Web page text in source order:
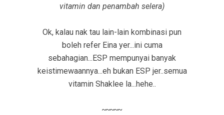
vitamin dan penambah selera)
Ok, kalau nak tau lain-lain kombinasi pun
boleh refer Eina yer...ini cuma
sebahagian...ESP mempunyai banyak
keistimewaannya...eh bukan ESP jer..semua
vitamin Shaklee la...hehe..
~~~~~